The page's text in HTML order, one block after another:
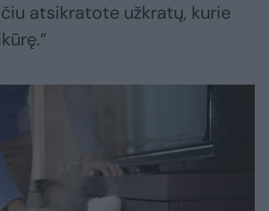
atsikratote užkratų, kurie